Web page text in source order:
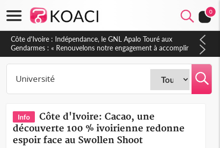
0
Sierra Leone : Un projet de réforme constitutionnelle en
gestation, points clés des amendements, un exclu d'avance
Info
Côte d'Ivoire: Cacao, une
découverte 100 % ivoirienne redonne
espoir face au Swollen Shoot